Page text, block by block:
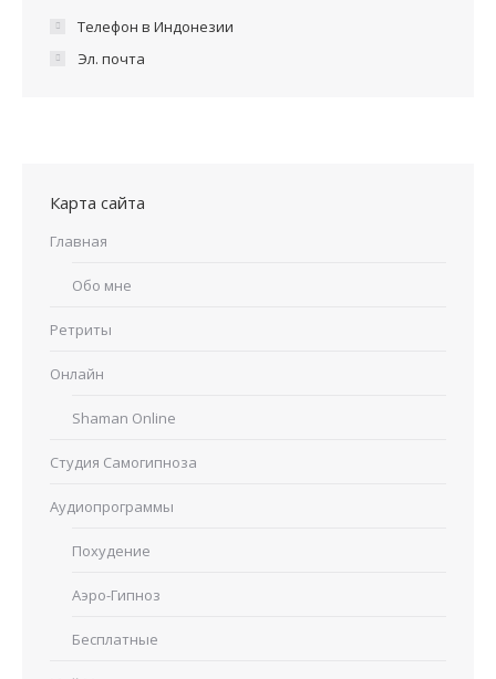
Телефон в Индонезии
Эл. почта
Карта сайта
Главная
Обо мне
Ретриты
Онлайн
Shaman Online
Студия Самогипноза
Аудиопрограммы
Похудение
Аэро-Гипноз
Бесплатные